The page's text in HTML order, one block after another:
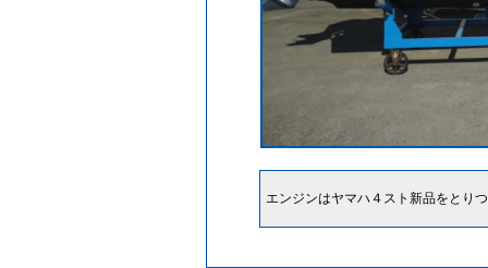
エンジンはヤマハ４スト新品をとり